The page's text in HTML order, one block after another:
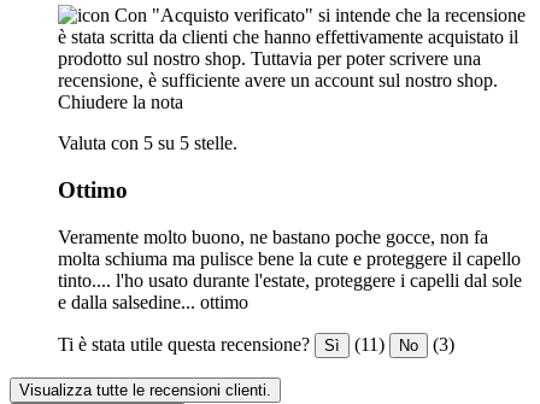
Con "Acquisto verificato" si intende che la recensione
è stata scritta da clienti che hanno effettivamente acquistato il
prodotto sul nostro shop. Tuttavia per poter scrivere una
recensione, è sufficiente avere un account sul nostro shop.
Chiudere la nota
Valuta con 5 su 5 stelle.
Ottimo
Veramente molto buono, ne bastano poche gocce, non fa
molta schiuma ma pulisce bene la cute e proteggere il capello
tinto.... l'ho usato durante l'estate, proteggere i capelli dal sole
e dalla salsedine... ottimo
Ti è stata utile questa recensione? Sì (11) No (3)
Visualizza tutte le recensioni clienti.